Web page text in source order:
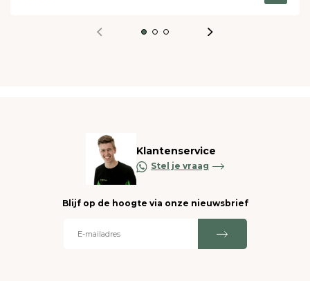
Klantenservice
Stel je vraag
Blijf op de hoogte via onze nieuwsbrief